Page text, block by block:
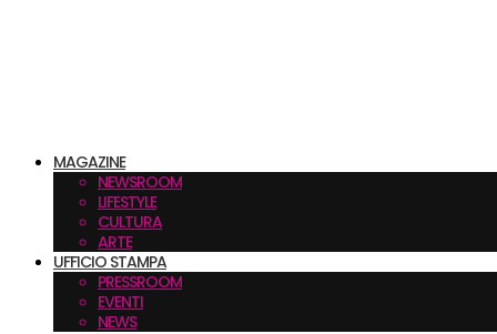
MAGAZINE
NEWSROOM
LIFESTYLE
CULTURA
ARTE
UFFICIO STAMPA
PRESSROOM
EVENTI
NEWS